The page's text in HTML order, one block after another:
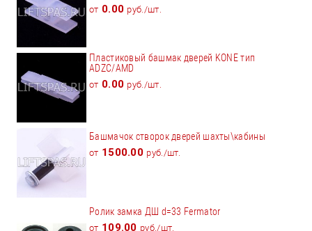
от 0.00 руб./шт.
Пластиковый башмак дверей KONE тип
ADZC/AMD
от 0.00 руб./шт.
Башмачок створок дверей шахты\кабины
от 1500.00 руб./шт.
Ролик замка ДШ d=33 Fermator
от 109.00 руб./шт.